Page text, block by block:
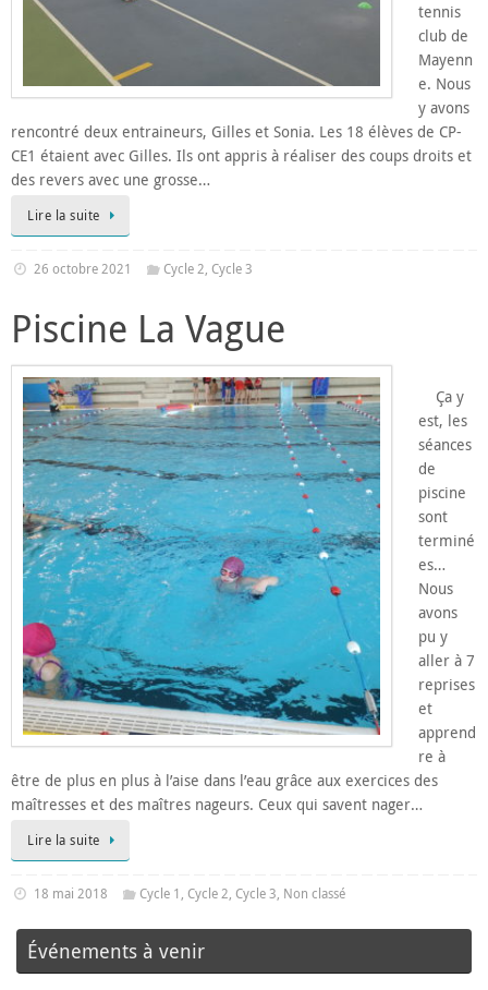
tennis
club de
Mayenn
e. Nous
y avons
rencontré deux entraineurs, Gilles et Sonia. Les 18 élèves de CP-
CE1 étaient avec Gilles. Ils ont appris à réaliser des coups droits et
des revers avec une grosse…
Lire la suite
26 octobre 2021 Cycle 2,Cycle 3
Piscine La Vague
Ça y
est, les
séances
de
piscine
sont
terminé
es…
Nous
avons
pu y
aller à 7
reprises
et
apprend
re à
être de plus en plus à l’aise dans l’eau grâce aux exercices des
maîtresses et des maîtres nageurs. Ceux qui savent nager…
Lire la suite
18 mai 2018 Cycle 1 ,Cycle 2,Cycle 3, Non classé
Événements à venir